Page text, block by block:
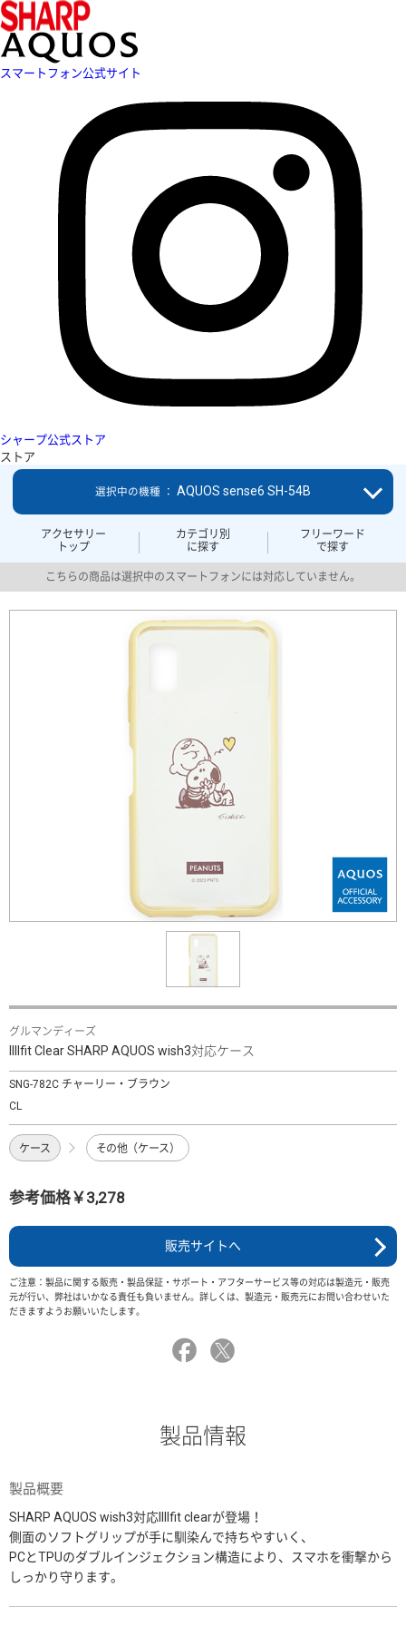
スマートフォン公式サイト
シャープ公式ストア
ストア
アクセサリー
トップ
カテゴリ別
に探す
フリーワード
で探す
選択中の機種 ： AQUOS sense6 SH-54B
こちらの商品は選択中のスマートフォンには対応していません。
グルマンディーズ
IIIIfit Clear SHARP AQUOS wish3対応ケース
SNG-782C チャーリー・ブラウン
CL
ケース その他（ケース）
参考価格￥3,278
販売サイトへ
ご注意：製品に関する販売・製品保証・サポート・アフターサービス等の対応は製造元・販売
元が行い、弊社はいかなる責任も負いません。詳しくは、製造元・販売元にお問い合わせいた
だきますようお願いいたします。
製品情報
製品概要
SHARP AQUOS wish3対応IIIIfit clearが登場！
側面のソフトグリップが手に馴染んで持ちやすいく、
PCとTPUのダブルインジェクション構造により、スマホを衝撃から
しっかり守ります。